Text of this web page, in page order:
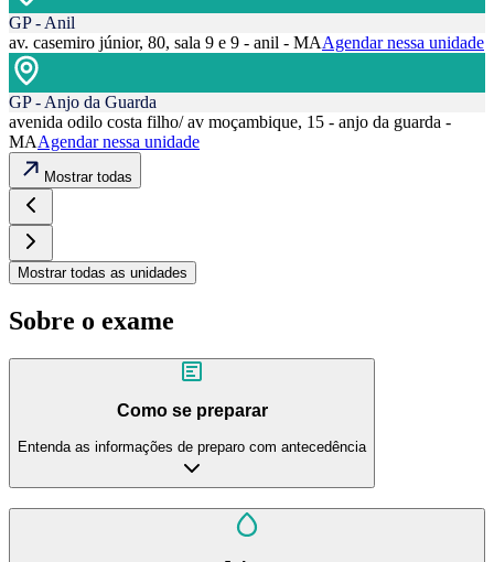
GP - Anil
av. casemiro júnior, 80, sala 9 e 9 - anil - MAAgendar nessa unidade
GP - Anjo da Guarda
avenida odilo costa filho/ av moçambique, 15 - anjo da guarda -
MAAgendar nessa unidade
Mostrar todas
Mostrar todas as unidades
Sobre o exame
Como se preparar
Entenda as informações de preparo com antecedência